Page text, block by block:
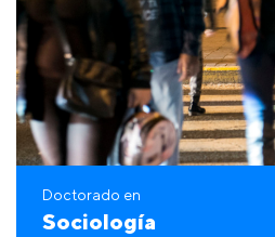
Doctorado en
Sociología